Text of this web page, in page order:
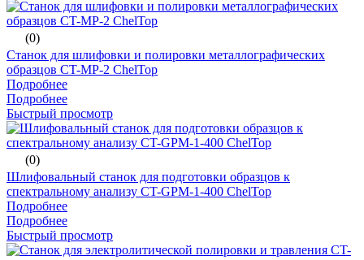
(0)
Станок для шлифовки и полировки металлографических
образцов CT-MP-2 ChelTop
Подробнее
Подробнее
Быстрый просмотр
(0)
Шлифовальный станок для подготовки образцов к
спектральному анализу CT-GPM-1-400 ChelTop
Подробнее
Подробнее
Быстрый просмотр